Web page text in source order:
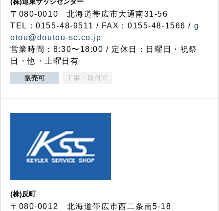
〒080-0010 北海道帯広市大通南31-56
TEL：0155-48-9511 / FAX：0155-48-1566 / g
otou@doutou-sc.co.jp
営業時間：8:30〜18:00 / 定休日：日曜日・祝祭
日・他・土曜日有
販売可 工事・取付可
(株)反町
〒080-0012 北海道帯広市西二条南5-18